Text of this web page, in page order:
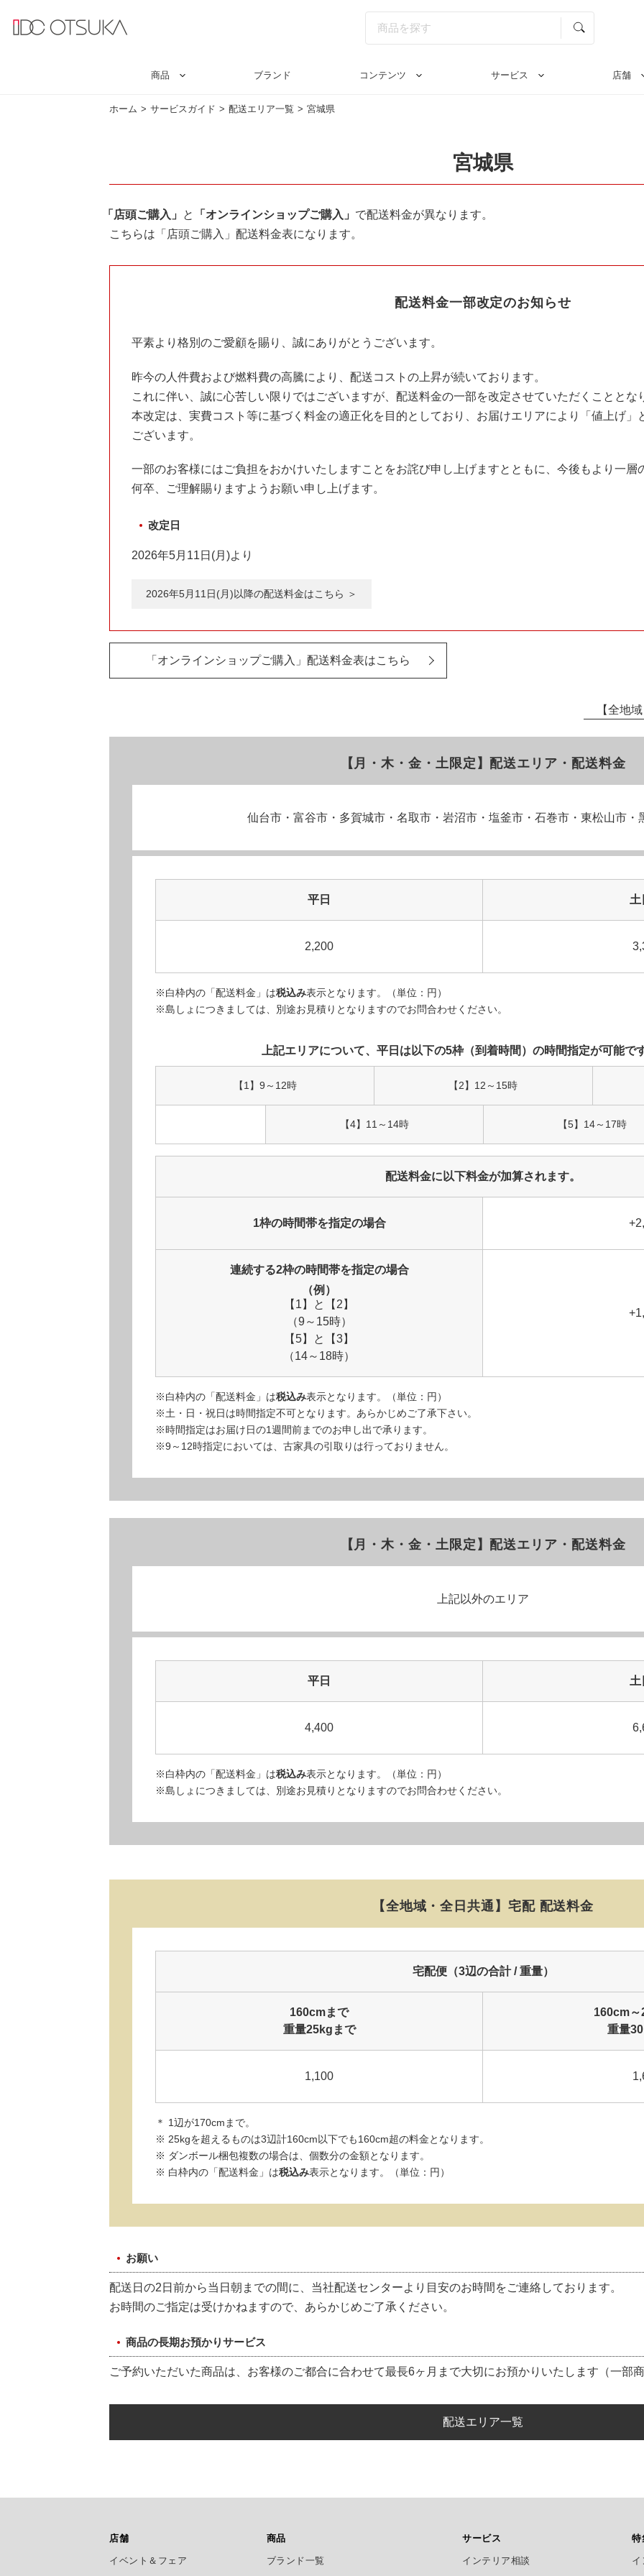
商品 ブランド コンテンツ サービス 店舗
ホーム サービスガイド 配送エリア一覧 宮城県
宮城県
「店頭ご購入」 と 「オンラインショップご購入」 で配送料金が異なります。
こちらは「店頭ご購入」配送料金表になります。
配送料金一部改定のお知らせ
平素より格別のご愛顧を賜り、誠にありがとうございます。
昨今の人件費および燃料費の高騰により、配送コストの上昇が続いております。
これに伴い、誠に心苦しい限りではございますが、配送料金の一部を改定させていただくこととな
本改定は、実費コスト等に基づく料金の適正化を目的としており、お届けエリアにより「値上げ
ございます。
一部のお客様にはご負担をおかけいたしますことをお詫び申し上げますとともに、今後もより一
何卒、ご理解賜りますようお願い申し上げます。
改定日
2026年5月11日(月)より
2026年5月11日(月)以降の配送料金はこちら ＞
「オンラインショップご購入」 配送料金表はこちら
【全地
【月・木・金・土限定】配送エリア・配送料金
仙台市・富⾕市・多賀城市・名取市・岩沼市・塩釜市・石巻市・東松山市・
平日 土
2,200
※白枠内の「配送料金」は税込み表示となります。（単位：円）
※島しょにつきましては、別途お見積りとなりますのでお問合わせください。
上記エリアについて、 平日は以下の5枠（到着時間）の時間指定が可能で
【1】 9～12時 【2】 12～15時
【4】 11～14時 【5】 14～17時
配送料金に以下料金が加算されます。
1枠の時間帯を指定の場合
連続する2枠の時間帯を指定の場合
（例）
【1】と【2】
（9～15時）
【5】と【3】
（14～18時）
※白枠内の「配送料金」は税込み表示となります。（単位：円）
※土・日・祝日は時間指定不可となります。あらかじめご了承下さい。
※時間指定はお届け日の1週間前までのお申し出で承ります。
※9～12時指定においては、古家具の引取りは行っておりません。
【月・木・金・土限定】配送エリア・配送料金
上記以外のエリア
平日 土
4,400
※白枠内の「配送料金」は税込み表示となります。（単位：円）
※島しょにつきましては、別途お見積りとなりますのでお問合わせください。
【全地域・全日共通】 宅配 配送料金
宅配便（3辺の合計 / 重量）
160cmまで
重量25kgまで
160cm
重量
1,100
＊ 1辺が170cmまで。
※ 25kgを超えるものは3辺計160cm以下でも160cm超の料金となります。
※ ダンボール梱包複数の場合は、個数分の金額となります。
※ 白枠内の「配送料金」は税込み表示となります。（単位：円）
お願い
配送日の2日前から当日朝までの間に、当社配送センターより目安のお時間をご連絡しております。
お時間のご指定は受けかねますので、あらかじめご了承ください。
商品の長期お預かりサービス
ご予約いただいた商品は、お客様のご都合に合わせて最長6ヶ月まで大切にお預かりいたします（一部
配送エリア一覧
店舗
イベント＆フェア
商品
ブランド一覧
サービス
インテリア相談
特
イ